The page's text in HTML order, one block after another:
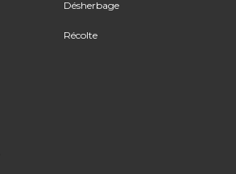
Désherbage
Récolte